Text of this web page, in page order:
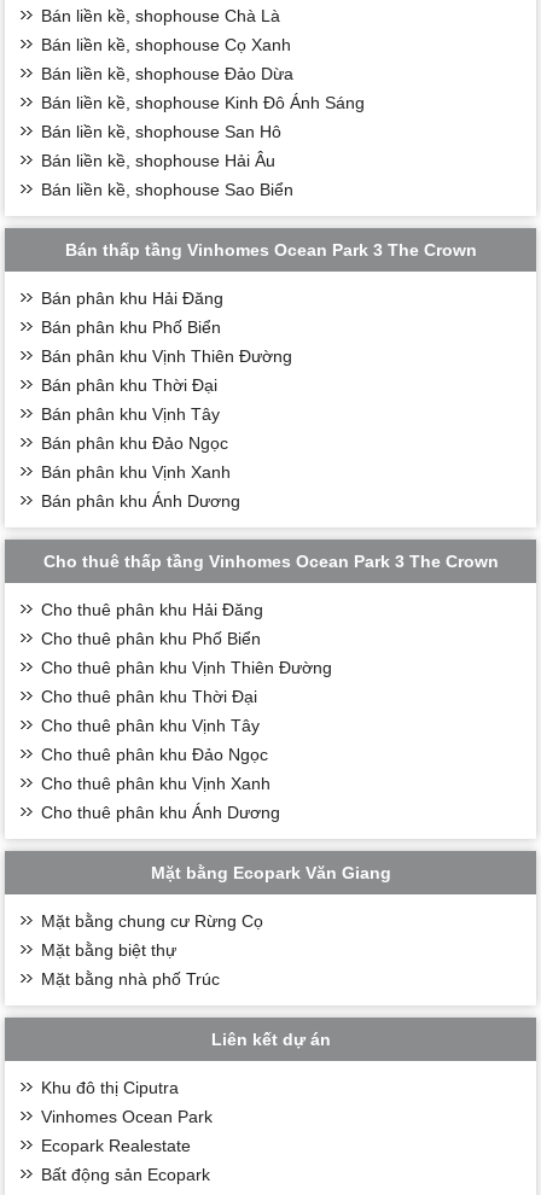
Bán liền kề, shophouse Chà Là
Bán liền kề, shophouse Cọ Xanh
Bán liền kề, shophouse Đảo Dừa
Bán liền kề, shophouse Kinh Đô Ánh Sáng
Bán liền kề, shophouse San Hô
Bán liền kề, shophouse Hải Âu
Bán liền kề, shophouse Sao Biển
Bán thấp tầng Vinhomes Ocean Park 3 The Crown
Bán phân khu Hải Đăng
Bán phân khu Phố Biển
Bán phân khu Vịnh Thiên Đường
Bán phân khu Thời Đại
Bán phân khu Vịnh Tây
Bán phân khu Đảo Ngọc
Bán phân khu Vịnh Xanh
Bán phân khu Ánh Dương
Cho thuê thấp tầng Vinhomes Ocean Park 3 The Crown
Cho thuê phân khu Hải Đăng
Cho thuê phân khu Phố Biển
Cho thuê phân khu Vịnh Thiên Đường
Cho thuê phân khu Thời Đại
Cho thuê phân khu Vịnh Tây
Cho thuê phân khu Đảo Ngọc
Cho thuê phân khu Vịnh Xanh
Cho thuê phân khu Ánh Dương
Mặt bằng Ecopark Văn Giang
Mặt bằng chung cư Rừng Cọ
Mặt bằng biệt thự
Mặt bằng nhà phố Trúc
Liên kết dự án
Khu đô thị Ciputra
Vinhomes Ocean Park
Ecopark Realestate
Bất động sản Ecopark